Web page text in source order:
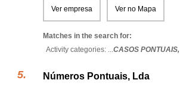
Ver empresa Ver no Mapa
Matches in the search for:
Activity categories: ...CASOS PONTUAIS,
Números Pontuais, Lda